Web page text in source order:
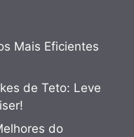
Mais Eficientes
de Teto: Leve
do